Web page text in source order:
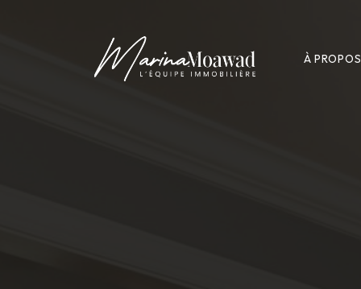
À PROPOS